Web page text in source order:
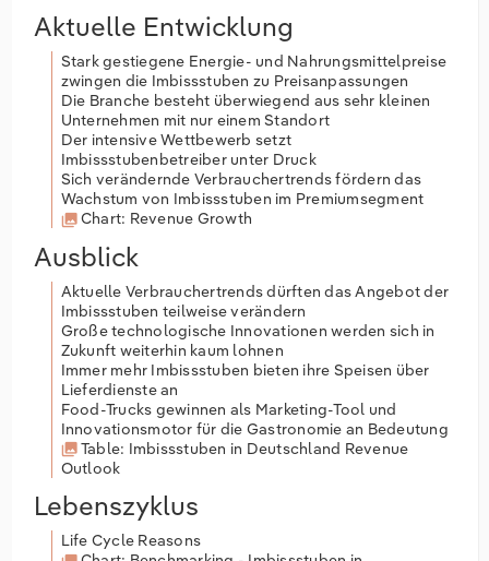
Aktuelle Entwicklung
Stark gestiegene Energie- und Nahrungsmittelpreise
zwingen die Imbissstuben zu Preisanpassungen
Die Branche besteht überwiegend aus sehr kleinen
Unternehmen mit nur einem Standort
Der intensive Wettbewerb setzt
Imbissstubenbetreiber unter Druck
Sich verändernde Verbrauchertrends fördern das
Wachstum von Imbissstuben im Premiumsegment
Chart: Revenue Growth
Ausblick
Aktuelle Verbrauchertrends dürften das Angebot der
Imbissstuben teilweise verändern
Große technologische Innovationen werden sich in
Zukunft weiterhin kaum lohnen
Immer mehr Imbissstuben bieten ihre Speisen über
Lieferdienste an
Food-Trucks gewinnen als Marketing-Tool und
Innovationsmotor für die Gastronomie an Bedeutung
Table: Imbissstuben in Deutschland Revenue
Outlook
Lebenszyklus
Life Cycle Reasons